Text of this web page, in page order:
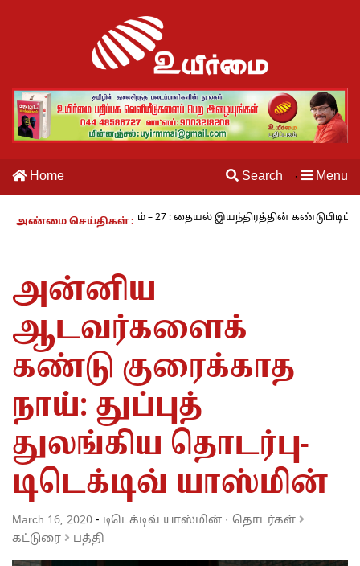
Home Search · Menu
அண்மை செய்திகள் :
நாம் வாழும் காலம் – 27 : தையல் இயந்திரத்தின் கண்டுபிடிப்பாளர் யார்?
அன்னிய
ஆடவர்களைக்
கண்டு குரைக்காத
நாய்: துப்புத்
துலங்கிய தொடர்பு-
டிடெக்டிவ் யாஸ்மின்
March 16, 2020 - டிடெக்டிவ் யாஸ்மின் · தொடர்கள்
கட்டுரை
பத்தி